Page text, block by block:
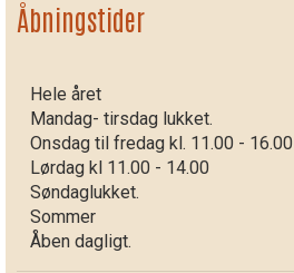
Åbningstider
Hele året
Mandag- tirsdag lukket.
Onsdag til fredag kl. 11.00 - 16.00
Lørdag kl 11.00 - 14.00
Søndaglukket.
Sommer
Åben dagligt.